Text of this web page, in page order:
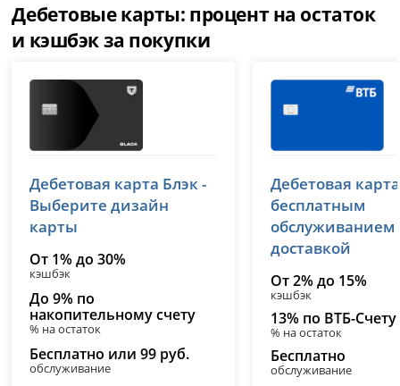
Дебетовые карты: процент на остаток
и кэшбэк за покупки
лицензия № 2673
Дебетовая карта Блэк -
Выберите дизайн
карты
От 1% до 30%
кэшбэк
До 9% по
накопительному счету
% на остаток
Бесплатно или 99 руб.
обслуживание
лицензия № 1000
Дебетовая
бесплатным
обслуживанием
доставкой
От 2% до 15%
кэшбэк
13% по ВТБ-Счету
% на остаток
Бесплатно
обслуживание